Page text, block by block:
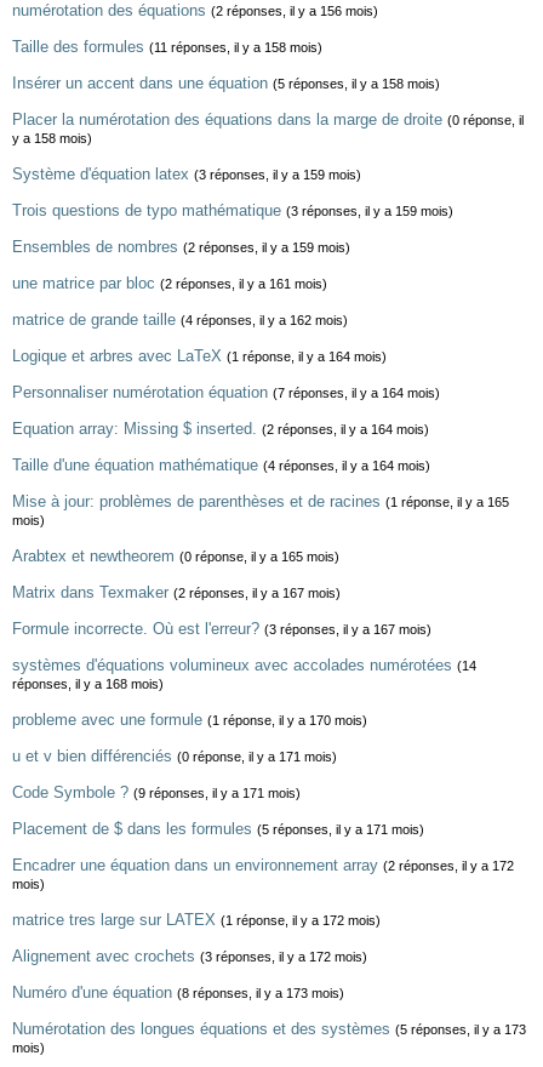
numérotation des équations (2 réponses, il y a 156 mois)
Taille des formules (11 réponses, il y a 158 mois)
Insérer un accent dans une équation (5 réponses, il y a 158 mois)
Placer la numérotation des équations dans la marge de droite (0 réponse, il
y a 158 mois)
Système d'équation latex (3 réponses, il y a 159 mois)
Trois questions de typo mathématique (3 réponses, il y a 159 mois)
Ensembles de nombres (2 réponses, il y a 159 mois)
une matrice par bloc (2 réponses, il y a 161 mois)
matrice de grande taille (4 réponses, il y a 162 mois)
Logique et arbres avec LaTeX (1 réponse, il y a 164 mois)
Personnaliser numérotation équation (7 réponses, il y a 164 mois)
Equation array: Missing $ inserted. (2 réponses, il y a 164 mois)
Taille d'une équation mathématique (4 réponses, il y a 164 mois)
Mise à jour: problèmes de parenthèses et de racines (1 réponse, il y a 165
mois)
Arabtex et newtheorem (0 réponse, il y a 165 mois)
Matrix dans Texmaker (2 réponses, il y a 167 mois)
Formule incorrecte. Où est l'erreur? (3 réponses, il y a 167 mois)
systèmes d'équations volumineux avec accolades numérotées (14
réponses, il y a 168 mois)
probleme avec une formule (1 réponse, il y a 170 mois)
u et v bien différenciés (0 réponse, il y a 171 mois)
Code Symbole ? (9 réponses, il y a 171 mois)
Placement de $ dans les formules (5 réponses, il y a 171 mois)
Encadrer une équation dans un environnement array (2 réponses, il y a 172
mois)
matrice tres large sur LATEX (1 réponse, il y a 172 mois)
Alignement avec crochets (3 réponses, il y a 172 mois)
Numéro d'une équation (8 réponses, il y a 173 mois)
Numérotation des longues équations et des systèmes (5 réponses, il y a 173
mois)